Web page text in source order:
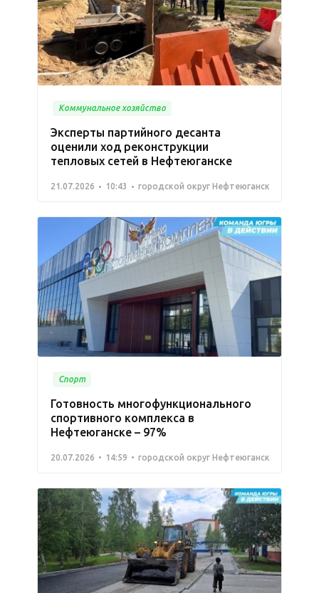
Коммунальное хозяйство
Эксперты партийного десанта
оценили ход реконструкции
тепловых сетей в Нефтеюганске
21.07.2026 10:43 городской округ Нефтеюганск
Спорт
Готовность многофункционального
спортивного комплекса в
Нефтеюганске – 97%
20.07.2026 14:59 городской округ Нефтеюганск